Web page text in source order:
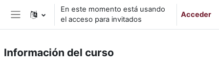
Salta al contenido principal
Panel lateral
En este momento está usando
el acceso para invitados
Acceder
Información del curso